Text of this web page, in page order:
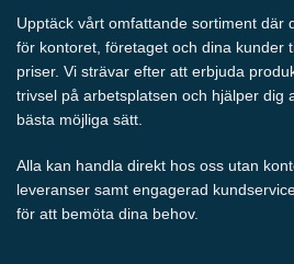
Upptäck vårt omfattande sortiment där
för kontoret, företaget och dina kunder
priser. Vi strävar efter att erbjuda
trivsel på arbetsplatsen och hjälper dig
bästa möjliga sätt.
Alla kan handla direkt hos oss utan
leveranser samt engagerad
för att bemöta dina behov.